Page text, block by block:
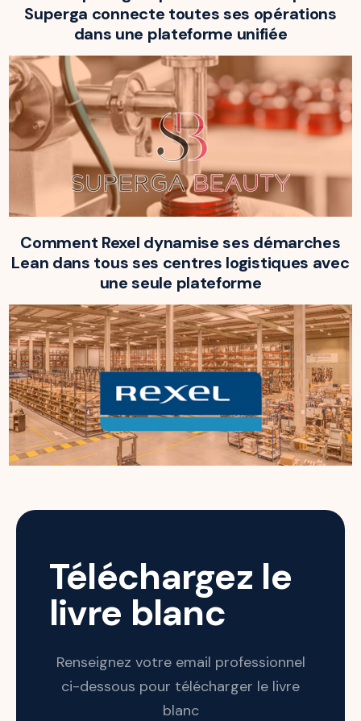
Superga connecte toutes ses opérations
dans une plateforme unifiée
Comment Rexel dynamise ses démarches
Lean dans tous ses centres logistiques avec
une seule plateforme
Téléchargez le
livre blanc
Renseignez votre email professionnel
ci-dessous pour télécharger le livre
blanc